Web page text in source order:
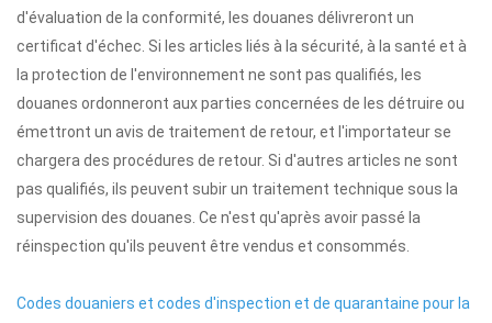
d'évaluation de la conformité, les douanes délivreront un
certificat d'échec. Si les articles liés à la sécurité, à la santé et à
la protection de l'environnement ne sont pas qualifiés, les
douanes ordonneront aux parties concernées de les détruire ou
émettront un avis de traitement de retour, et l'importateur se
chargera des procédures de retour. Si d'autres articles ne sont
pas qualifiés, ils peuvent subir un traitement technique sous la
supervision des douanes. Ce n'est qu'après avoir passé la
réinspection qu'ils peuvent être vendus et consommés.
Codes douaniers et codes d'inspection et de quarantaine pour la